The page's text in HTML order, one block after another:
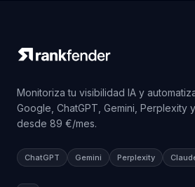
Monitoriza tu visibilidad IA y
Google, ChatGPT, Gemini, Perplexity
desde 89 €/mes.
ChatGPT Gemini Perplexity